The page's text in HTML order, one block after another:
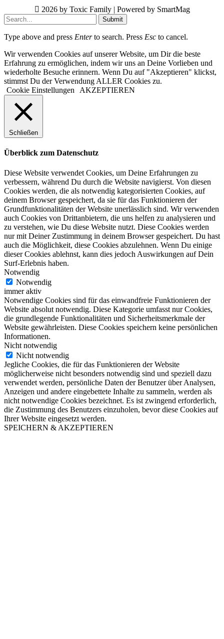
2026 by Toxic Family | Powered by SmartMag
Submit
Type above and press Enterto search. Press Esc to cancel.
Wir verwenden Cookies auf unserer Website, um Dir die beste
Erfahrung zu ermöglichen, indem wir uns an Deine Vorlieben und
wiederholte Besuche erinnern. Wenn Du auf "Akzeptieren" klickst,
stimmst Du der Verwendung ALLER Cookies zu.
Cookie Einstellungen
AKZEPTIEREN
Schließen
Überblick zum Datenschutz
Diese Website verwendet Cookies, um Deine Erfahrungen zu
verbessern, während Du durch die Website navigierst. Von diesen
Cookies werden, die als notwendig kategorisierten Cookies, auf
deinem Browser gespeichert, da sie für das Funktionieren der
Grundfunktionalitäten der Website unerlässlich sind. Wir verwenden
auch Cookies von Drittanbietern, die uns helfen zu analysieren und
zu verstehen, wie Du diese Website nutzt. Diese Cookies werden
nur mit Deiner Zustimmung in deinem Browser gespeichert. Du hast
auch die Möglichkeit, diese Cookies abzulehnen. Wenn Du einige
dieser Cookies ablehnst, kann dies jedoch Auswirkungen auf Dein
Surf-Erlebnis haben.
Notwendig
Notwendig
immer aktiv
Notwendige Cookies sind für das einwandfreie Funktionieren der
Website absolut notwendig. Diese Kategorie umfasst nur Cookies,
die grundlegende Funktionalitäten und Sicherheitsmerkmale der
Website gewährleisten. Diese Cookies speichern keine persönlichen
Informationen.
Nicht notwendig
Nicht notwendig
Jegliche Cookies, die für das Funktionieren der Website
möglicherweise nicht besonders notwendig sind und speziell dazu
verwendet werden, persönliche Daten der Benutzer über Analysen,
Anzeigen und andere eingebettete Inhalte zu sammeln, werden als
nicht notwendige Cookies bezeichnet. Es ist zwingend erforderlich,
die Zustimmung des Benutzers einzuholen, bevor diese Cookies auf
Ihrer Website eingesetzt werden.
SPEICHERN & AKZEPTIEREN